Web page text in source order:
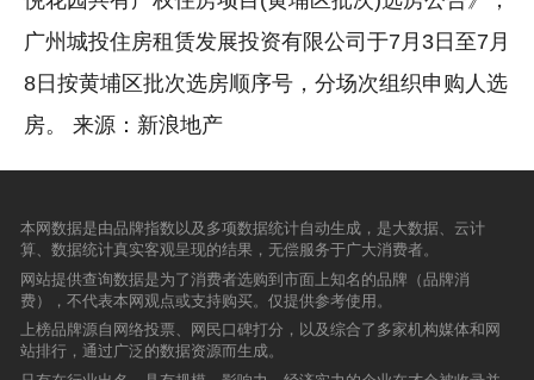
广州城投住房租赁发展投资有限公司于7月3日至7月
8日按黄埔区批次选房顺序号，分场次组织申购人选
房。 来源：新浪地产
本网数据是由品牌指数以及多项数据统计自动生成，是大数据、云计
算、数据统计真实客观呈现的结果，无偿服务于广大消费者。
网站提供查询数据是为了消费者选购到市面上知名的品牌（品牌消
费），不代表本网观点或支持购买。仅提供参考使用。
上榜品牌源自网络投票、网民口碑打分，以及综合了多家机构媒体和网
站排行，通过广泛的数据资源而生成。